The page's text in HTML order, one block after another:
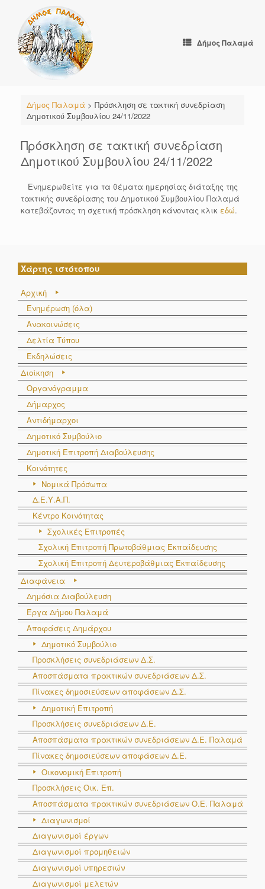
content
Δήμος Παλαμά
Δήμος Παλαμά > Πρόσκληση σε τακτική συνεδρίαση
Δημοτικού Συμβουλίου 24/11/2022
Πρόσκληση σε τακτική συνεδρίαση
Δημοτικού Συμβουλίου 24/11/2022
Ενημερωθείτε για τα θέματα ημερησίας διάταξης της
τακτικής συνεδρίασης του Δημοτικού Συμβουλίου Παλαμά
κατεβάζοντας τη σχετική πρόσκληση κάνοντας κλικ εδώ.
Χάρτης ιστότοπου
Αρχική
Ενημέρωση (όλα)
Ανακοινώσεις
Δελτία Τύπου
Εκδηλώσεις
Διοίκηση
Οργανόγραμμα
Δήμαρχος
Αντιδήμαρχοι
Δημοτικό Συμβούλιο
Δημοτική Επιτροπή Διαβούλευσης
Κοινότητες
Νομικά Πρόσωπα
Δ.Ε.Υ.Α.Π.
Κέντρο Κοινότητας
Σχολικές Επιτροπές
Σχολική Επιτροπή Πρωτοβάθμιας Εκπαίδευσης
Σχολική Επιτροπή Δευτεροβάθμιας Εκπαίδευσης
Διαφάνεια
Δημόσια Διαβούλευση
Έργα Δήμου Παλαμά
Αποφάσεις Δημάρχου
Δημοτικό Συμβούλιο
Προσκλήσεις συνεδριάσεων Δ.Σ.
Αποσπάσματα πρακτικών συνεδριάσεων Δ.Σ.
Πίνακες δημοσιεύσεων αποφάσεων Δ.Σ.
Δημοτική Επιτροπή
Προσκλήσεις συνεδριάσεων Δ.Ε.
Αποσπάσματα πρακτικών συνεδριάσεων Δ.E. Παλαμά
Πίνακες δημοσιεύσεων αποφάσεων Δ.Ε.
Οικονομική Επιτροπή
Προσκλήσεις Οικ. Επ.
Αποσπάσματα πρακτικών συνεδριάσεων Ο.E. Παλαμά
Διαγωνισμοί
Διαγωνισμοί έργων
Διαγωνισμοί προμηθειών
Διαγωνισμοί υπηρεσιών
Διαγωνισμοί μελετών